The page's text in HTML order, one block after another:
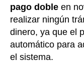
pago doble en
realizar ningún
dinero, ya que el
automático para
el sistema.